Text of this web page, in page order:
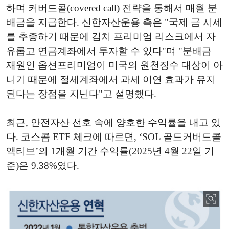
하며 커버드콜(covered call) 전략을 통해서 매월 분
배금을 지급한다. 신한자산운용 측은 "국제 금 시세
를 추종하기 때문에 김치 프리미엄 리스크에서 자
유롭고 연금계좌에서 투자할 수 있다"며 "분배금
재원인 옵션프리미엄이 미국의 원천징수 대상이 아
니기 때문에 절세계좌에서 과세 이연 효과가 유지
된다는 장점을 지닌다"고 설명했다.
최근, 안전자산 선호 속에 양호한 수익률을 내고 있
다. 코스콤 ETF 체크에 따르면, ‘SOL 골드커버드콜
액티브’의 1개월 기간 수익률(2025년 4월 22일 기
준)은 9.38%였다.